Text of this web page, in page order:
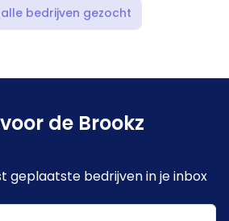
alle bedrijven gezocht
de Brookz
geplaatste bedrijven in je inbox